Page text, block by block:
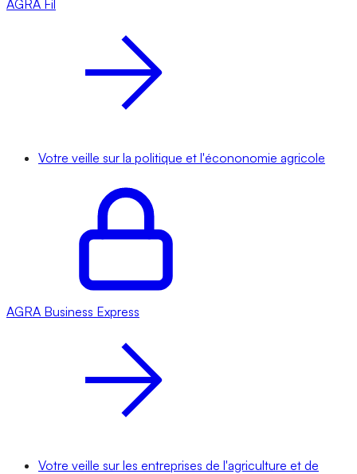
AGRA Fil
Votre veille sur la politique et l'écononomie agricole
AGRA Business Express
Votre veille sur les entreprises de l'agriculture et de